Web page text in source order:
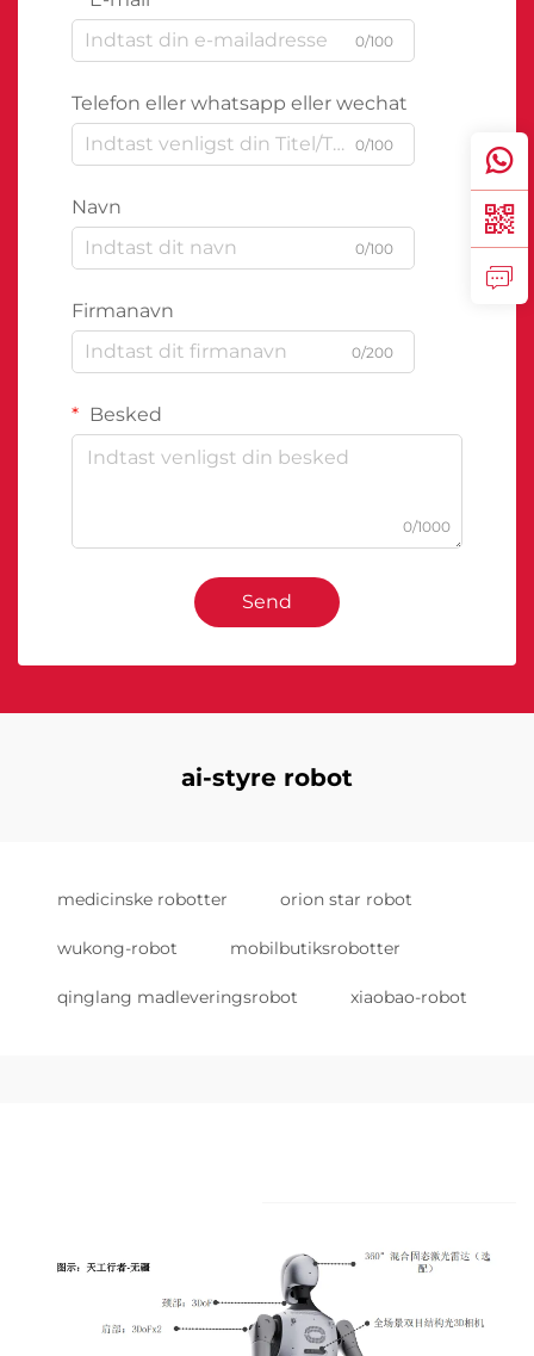
0/100
Telefon eller whatsapp eller wechat
0/100
Navn
0/100
Firmanavn
0/200
Besked
0/1000
Send
ai-styre robot
medicinske robotter orion star robot
wukong-robot mobilbutiksrobotter
qinglang madleveringsrobot xiaobao-robot